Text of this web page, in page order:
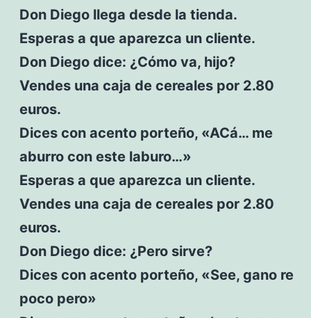
Don Diego llega desde la tienda.
Esperas a que aparezca un cliente.
Don Diego dice: ¿Cómo va, hijo?
Vendes una caja de cereales por 2.80
euros.
Dices con acento porteño, «ACá… me
aburro con este laburo…»
Esperas a que aparezca un cliente.
Vendes una caja de cereales por 2.80
euros.
Don Diego dice: ¿Pero sirve?
Dices con acento porteño, «See, gano re
poco pero»